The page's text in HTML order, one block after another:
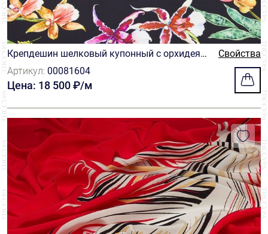
Крепдешин шелковый купонный с орхидеям
и на черном фоне в стиле Оскар де ла Рента
Свойства
Артикул: 00081604
Цена: 18 500 ₽/м